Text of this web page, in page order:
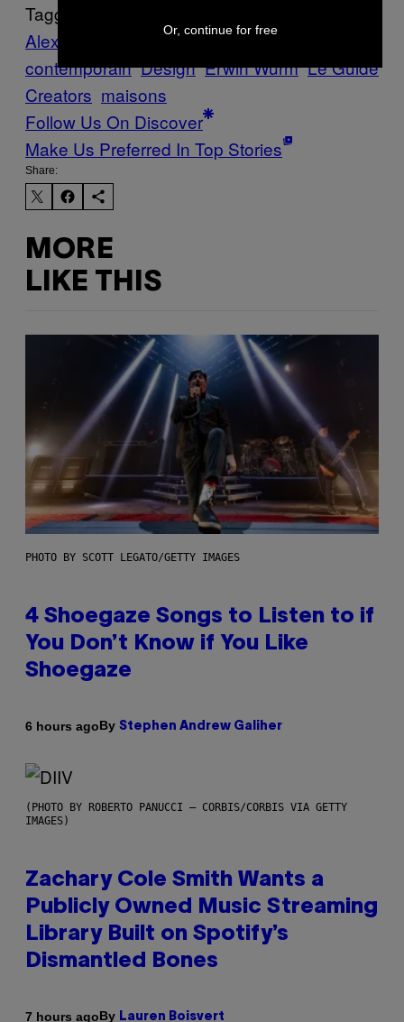
Tagged:
Alex Chinneck
architecture art
contemporain Design Erwin Wurm Le Guide
Creators maisons
Follow Us On Discover
Make Us Preferred In Top Stories
Share:
MORE
LIKE THIS
PHOTO BY SCOTT LEGATO/GETTY IMAGES
4 Shoegaze Songs to Listen to if
You Don’t Know if You Like
Shoegaze
6 hours agoBy Stephen Andrew Galiher
(PHOTO BY ROBERTO PANUCCI – CORBIS/CORBIS VIA GETTY
IMAGES)
Zachary Cole Smith Wants a
Publicly Owned Music Streaming
Library Built on Spotify’s
Dismantled Bones
7 hours agoBy Lauren Boisvert
Or, continue for free